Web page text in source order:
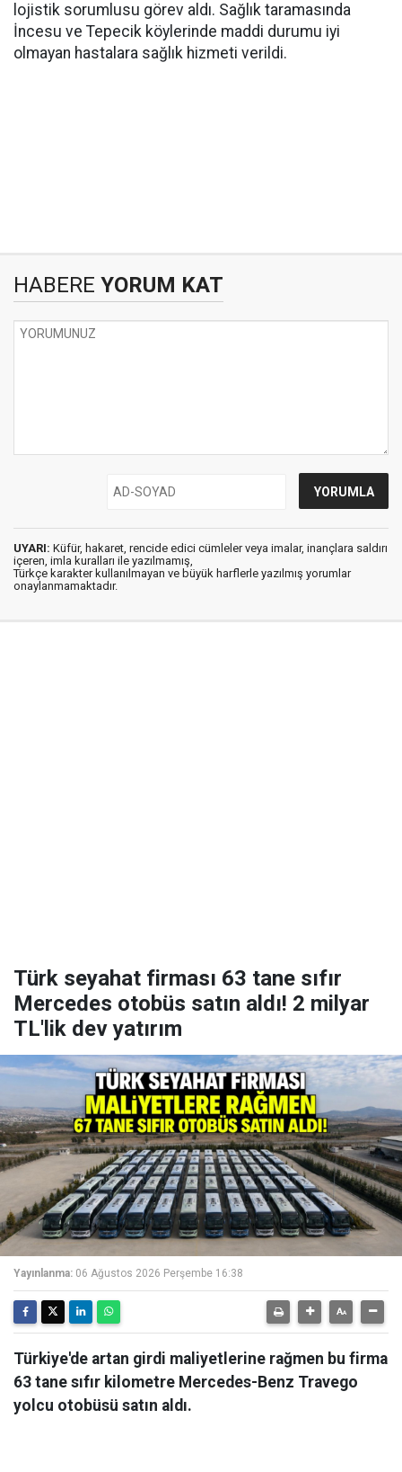
lojistik sorumlusu görev aldı. Sağlık taramasında
İncesu ve Tepecik köylerinde maddi durumu iyi
olmayan hastalara sağlık hizmeti verildi.
HABERE YORUM KAT
UYARI: Küfür, hakaret, rencide edici cümleler veya imalar, inançlara saldırı
içeren, imla kuralları ile yazılmamış,
Türkçe karakter kullanılmayan ve büyük harflerle yazılmış yorumlar
onaylanmamaktadır.
Türk seyahat firması 63 tane sıfır
Mercedes otobüs satın aldı! 2 milyar
TL'lik dev yatırım
Yayınlanma: 06 Ağustos 2026 Perşembe 16:38
Türkiye'de artan girdi maliyetlerine rağmen bu firma
63 tane sıfır kilometre Mercedes-Benz Travego
yolcu otobüsü satın aldı.